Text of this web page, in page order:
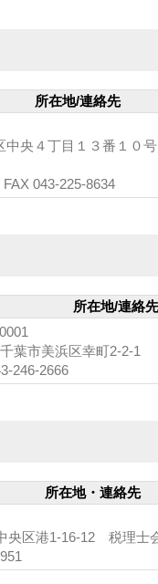
所在地/連絡先
中央４丁目１３番１０
043-225-8634
所在地/連絡先
葉市美浜区幸町2-2-1
246-2666
所在地・連絡先
央区港1-16-12 税理士